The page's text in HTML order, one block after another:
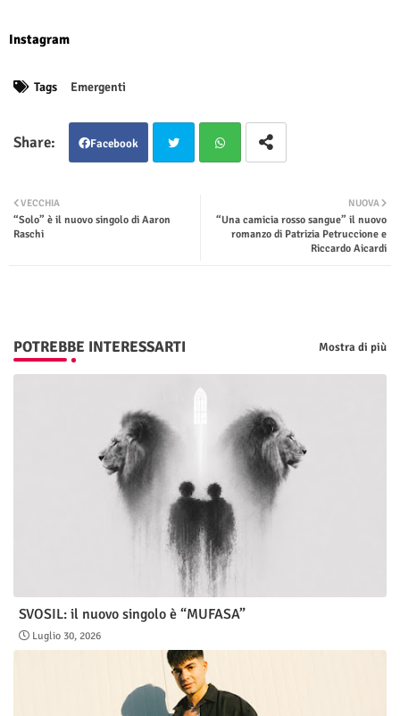
Instagram
Tags Emergenti
Facebook
ter tsap
NUOVA
“Una camicia rosso sangue” il nuovo
romanzo di Patrizia Petruccione e
Riccardo Aicardi
VECCHIA
“Solo” è il nuovo singolo di Aaron
Raschi
POTREBBE INTERESSARTI Mostra di più
SVOSIL: il nuovo singolo è “MUFASA”
Luglio 30, 2026